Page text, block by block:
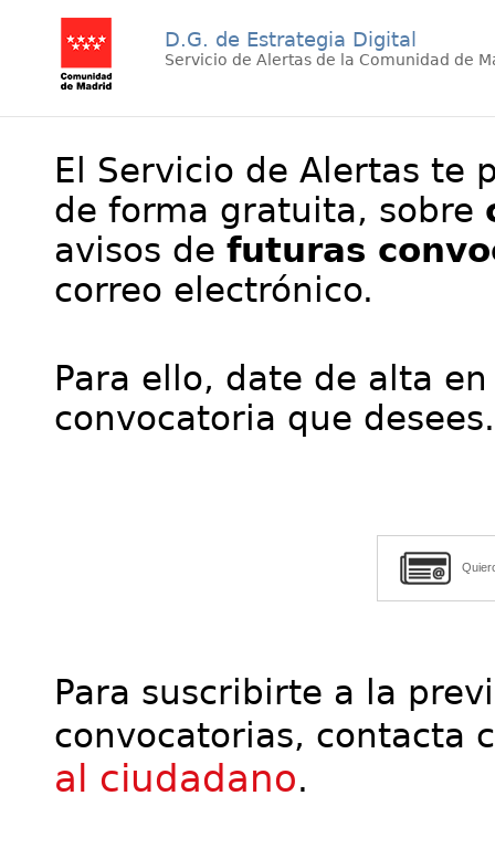
D.G. de Estrategia Digital
Servicio de Alertas de la Comunidad de
El Servicio de Alertas te
de forma gratuita, sobre
avisos de futuras
correo electrónico.
Para ello, date de alta
convocatoria que desees.
Para suscribirte a la
convocatorias, contacta
al ciudadano.